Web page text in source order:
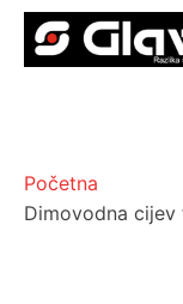
Početna
Dimovodna